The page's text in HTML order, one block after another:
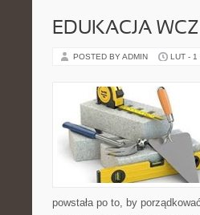
EDUKACJA
POSTED BY ADMIN LUT - 1
powstała po to, by